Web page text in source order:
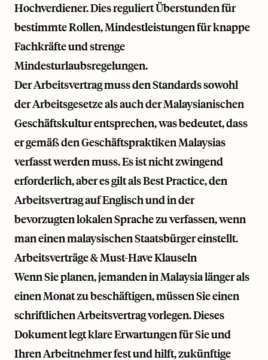
Hochverdiener. Dies reguliert Überstunden für
bestimmte Rollen, Mindestleistungen für knappe
Fachkräfte und strenge
Mindesturlaubsregelungen.
Der Arbeitsvertrag muss den Standards sowohl
der Arbeitsgesetze als auch der Malaysianischen
Geschäftskultur entsprechen, was bedeutet, dass
er gemäß den Geschäftspraktiken Malaysias
verfasst werden muss. Es ist nicht zwingend
erforderlich, aber es gilt als Best Practice, den
Arbeitsvertrag auf Englisch und in der
bevorzugten lokalen Sprache zu verfassen, wenn
man einen malaysischen Staatsbürger einstellt.
Arbeitsverträge & Must-Have Klauseln
Wenn Sie planen, jemanden in Malaysia länger als
einen Monat zu beschäftigen, müssen Sie einen
schriftlichen Arbeitsvertrag vorlegen. Dieses
Dokument legt klare Erwartungen für Sie und
Ihren Arbeitnehmer fest und hilft, zukünftige